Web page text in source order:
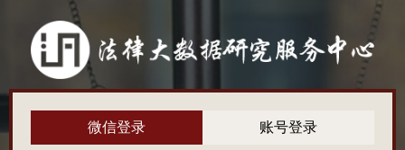
微信登录 账号登录